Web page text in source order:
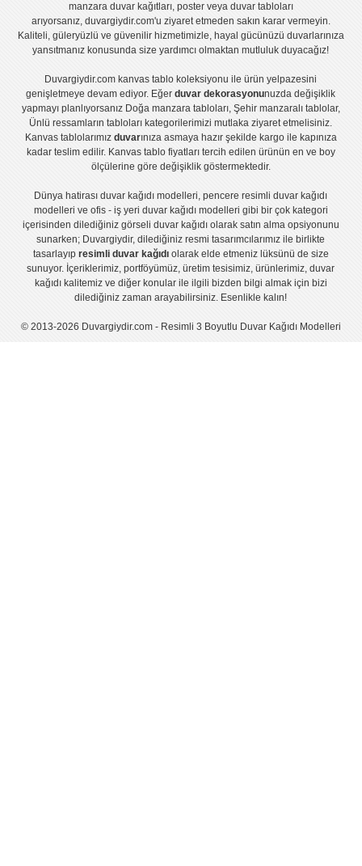
manzara duvar kağıtları, posterveya duvar tabloları
arıyorsanız, duvargiydir.com'u ziyaret etmeden sakın karar vermeyin.
Kaliteli, güleryüzlü ve güvenilir hizmetimizle, hayal gücünüzü duvarlarınıza
yansıtmanız konusunda size yardımcı olmaktan mutluluk duyacağız!
Duvargiydir.com kanvas tablo koleksiyonu ile ürün yelpazesini
genişletmeye devam ediyor. Eğerduvar dekorasyonunuzda değişiklik
yapmayı planlıyorsanız Doğa manzara tabloları, Şehir manzaralı tablolar,
Ünlü ressamların tabloları kategorilerimizi mutlaka ziyaret etmelisiniz.
Kanvas tablolarımız duvarınıza asmaya hazır şekilde kargo ile kapınıza
kadar teslim edilir. Kanvas tablo fiyatlarıtercih edilen ürünün en ve boy
ölçülerine göre değişiklik göstermektedir.
Dünya hatirası duvar kağıdı modelleri,pencere resimli duvar kağıdı
modelleri ve ofis - iş yeri duvar kağıdı modelleri gibi bir çok kategori
içerisinden dilediğiniz görseli duvar kağıdı olarak satın alma opsiyonunu
sunarken; Duvargiydir, dilediğiniz resmi tasarımcılarımız ile birlikte
tasarlayıp resimli duvar kağıdıolarak elde etmeniz lüksünü de size
sunuyor. İçeriklerimiz, portföyümüz, üretim tesisimiz, ürünlerimiz, duvar
kağıdı kalitemiz ve diğer konular ile ilgili bizden bilgi almak için bizi
dilediğiniz zaman arayabilirsiniz. Esenlikle kalın!
© 2013-2026 Duvargiydir.com - Resimli 3 Boyutlu Duvar Kağıdı Modelleri